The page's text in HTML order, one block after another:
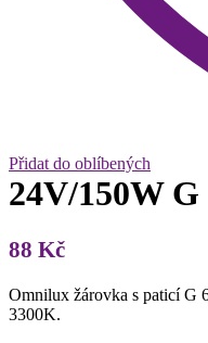
Přidat do oblíbených
24V/150W
88 Kč
Omnilux žárovka s paticí G
3300K.